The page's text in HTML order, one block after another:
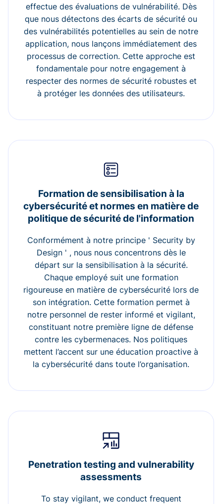
effectue des évaluations de vulnérabilité. Dès
que nous détectons des écarts de sécurité ou
des vulnérabilités potentielles au sein de notre
application, nous lançons immédiatement des
processus de correction. Cette approche est
fondamentale pour notre engagement à
respecter des normes de sécurité robustes et
à protéger les données des utilisateurs.
Formation de sensibilisation à la
cybersécurité et normes en matière de
politique de sécurité de l'information
Conformément à notre principe ' Security by
Design ' , nous nous concentrons dès le
départ sur la sensibilisation à la sécurité.
Chaque employé suit une formation
rigoureuse en matière de cybersécurité lors de
son intégration. Cette formation permet à
notre personnel de rester informé et vigilant,
constituant notre première ligne de défense
contre les cybermenaces. Nos politiques
mettent l’accent sur une éducation proactive à
la cybersécurité dans toute l’organisation.
Penetration testing and vulnerability
assessments
To stay vigilant, we conduct frequent